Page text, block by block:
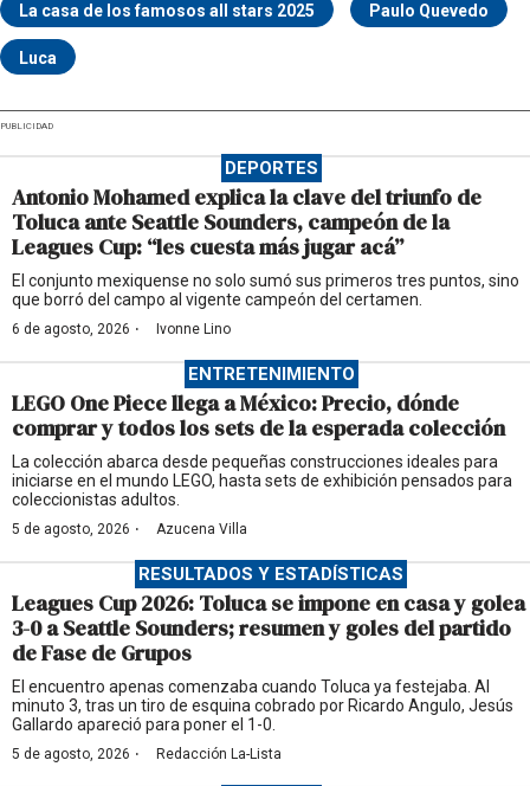
La casa de los famosos all stars 2025 Paulo Quevedo
Luca
PUBLICIDAD
DEPORTES
Antonio Mohamed explica la clave del triunfo de
Toluca ante Seattle Sounders, campeón de la
Leagues Cup: “les cuesta más jugar acá”
El conjunto mexiquense no solo sumó sus primeros tres puntos, sino
que borró del campo al vigente campeón del certamen.
6 de agosto, 2026 · Ivonne Lino
ENTRETENIMIENTO
LEGO One Piece llega a México: Precio, dónde
comprar y todos los sets de la esperada colección
La colección abarca desde pequeñas construcciones ideales para
iniciarse en el mundo LEGO, hasta sets de exhibición pensados para
coleccionistas adultos.
5 de agosto, 2026 · Azucena Villa
RESULTADOS Y ESTADÍSTICAS
Leagues Cup 2026: Toluca se impone en casa y golea
3-0 a Seattle Sounders; resumen y goles del partido
de Fase de Grupos
El encuentro apenas comenzaba cuando Toluca ya festejaba. Al
minuto 3, tras un tiro de esquina cobrado por Ricardo Angulo, Jesús
Gallardo apareció para poner el 1-0.
5 de agosto, 2026 · Redacción La-Lista